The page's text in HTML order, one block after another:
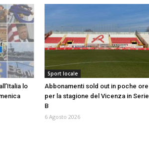
lo
Sport locale
Abbonamenti sold out in poche ore
per la stagione del Vicenza in Serie
B
6 Agosto 2026